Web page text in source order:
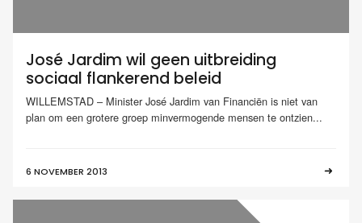
José Jardim wil geen uitbreiding
sociaal flankerend beleid
WILLEMSTAD – Minister José Jardim van Financiën is niet van
plan om een grotere groep minvermogende mensen te ontzien...
6 NOVEMBER 2013